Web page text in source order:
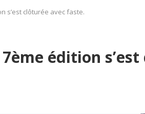
s’est clôturée avec faste.
édition